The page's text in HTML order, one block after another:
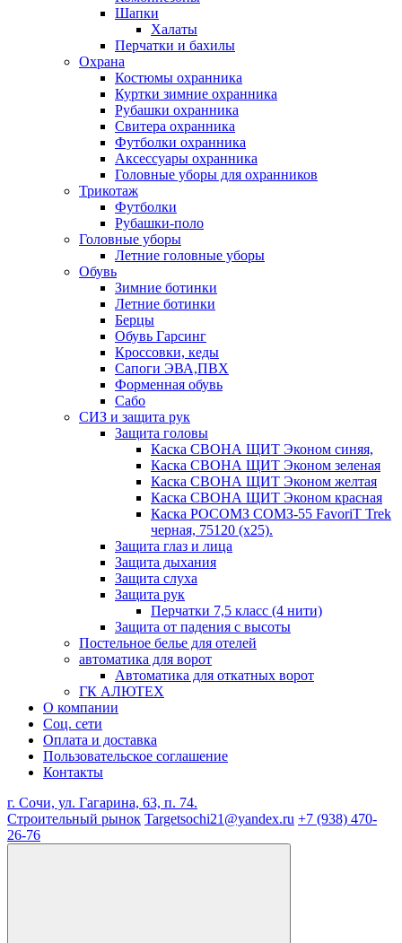
Шапки
Халаты
Перчатки и бахилы
Охрана
Костюмы охранника
Куртки зимние охранника
Рубашки охранника
Свитера охранника
Футболки охранника
Аксессуары охранника
Головные уборы для охранников
Трикотаж
Футболки
Рубашки-поло
Головные уборы
Летние головные уборы
Обувь
Зимние ботинки
Летние ботинки
Берцы
Обувь Гарсинг
Кроссовки, кеды
Сапоги ЭВА,ПВХ
Форменная обувь
Сабо
СИЗ и защита рук
Защита головы
Каска СВОНА ЩИТ Эконом синяя,
Каска СВОНА ЩИТ Эконом зеленая
Каска СВОНА ЩИТ Эконом желтая
Каска СВОНА ЩИТ Эконом красная
Каска РОСОМЗ СОМЗ-55 FavoriT Trek
черная, 75120 (х25).
Защита глаз и лица
Защита дыхания
Защита слуха
Защита рук
Перчатки 7,5 класс (4 нити)
Защита от падения с высоты
Постельное белье для отелей
автоматика для ворот
Автоматика для откатных ворот
ГК АЛЮТЕХ
О компании
Соц. сети
Оплата и доставка
Пользовательское соглашение
Контакты
г. Сочи, ул. Гагарина, 63, п. 74.
Строительный рынок Targetsochi21@yandex.ru +7 (938) 470-
26-76